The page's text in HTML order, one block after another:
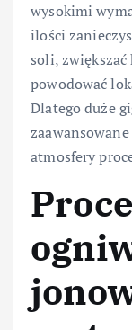
wysokimi
ilości
soli,
powodować
Dlatego duże
atmosfery